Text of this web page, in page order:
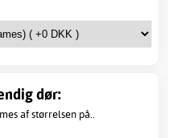
dør:
af størrelsen på..